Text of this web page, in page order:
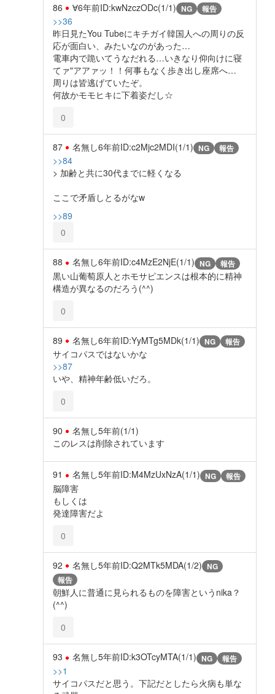
86 ∀6年前ID:kwNzczODc(1/1) NG 報告
>>36
昨日見たYou Tubeにキチガイ韓国人への周りの反
応が面白い、みたいなのがあった…
電車内で跪いてうなだれる…いきなり仰向けに寝
てァ"アアァッ！！何事もなく歩き出し座席へ…
周りは皆逃げていたぞ。
何故かモモヒキに下着姿だし☆
0
87 名無し6年前ID:c2Mjc2MDI(1/1) NG 報告
>>84
> 加齢と共に30代までに軽くなる
ここで矛盾しとるがなw
>>89
0
88 名無し6年前ID:c4MzE2NjE(1/1) NG 報告
黒い山葡萄原人とホモサピエンスは根本的に精神
構造が異なるのだろう(^^)
0
89 名無し6年前ID:YyMTg5MDk(1/1) NG 報告
サイコパスではないかな
>>87
いや、精神年齢低いだろ。
0
90 名無し5年前(1/1)
このレスは削除されています
91 名無し5年前ID:M4MzUxNzA(1/1) NG 報告
脳障害
もしくは
発達障害だよ
0
92 名無し5年前ID:Q2MTk5MDA(1/2) NG
報告
朝鮮人に普通に見られるものを障害というnika？
(^^)
0
93 名無し5年前ID:k3OTcyMTA(1/1) NG 報告
>>1
サイコパスだと思う。下記だとしたら火病も単な